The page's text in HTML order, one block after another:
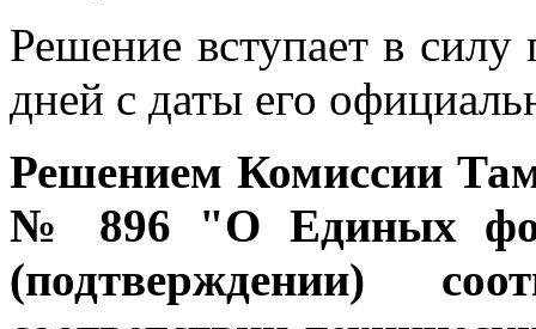
Решение вступает в силу
дней с даты его
Решением Комиссии
№ 896 "О Единых
(подтверждении)